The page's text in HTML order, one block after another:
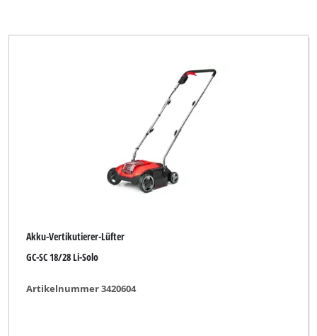
Akku-Vertikutierer-Lüfter
GC-SC 18/28 Li-Solo
Artikelnummer 3420604